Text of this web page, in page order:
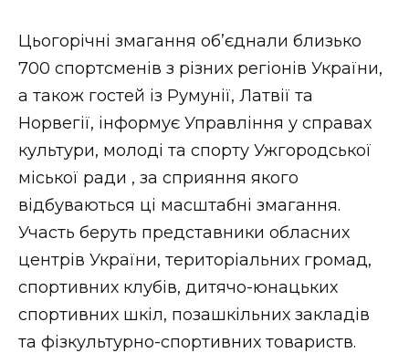
НОВИНИ ЗАХІДНОЇ УКРАЇНИ
ФОТО
ВІДЕО
Цьогорічні змагання об’єднали близько
700 спортсменів з різних регіонів України,
а також гостей із Румунії, Латвії та
Норвегії, інформує Управління у справах
культури, молоді та спорту Ужгородської
міської ради , за сприяння якого
відбуваються ці масштабні змагання.
Участь беруть представники обласних
центрів України, територіальних громад,
спортивних клубів, дитячо-юнацьких
спортивних шкіл, позашкільних закладів
та фізкультурно-спортивних товариств.